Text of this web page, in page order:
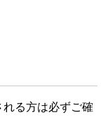
る方は必ずご確